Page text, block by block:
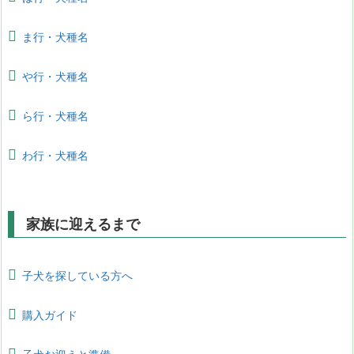
ま行・犬種名
や行・犬種名
ら行・犬種名
わ行・犬種名
家族に迎えるまで
子犬を探している方へ
購入ガイド